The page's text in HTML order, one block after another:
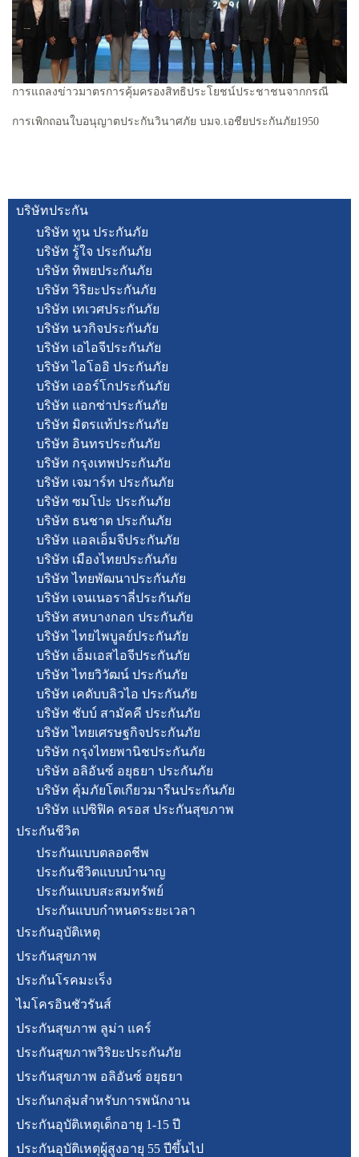
การแถลงข่าวมาตรการคุ้มครองสิทธิประโยชน์ประชาชนจากกรณี
การเพิกถอนใบอนุญาตประกันวินาศภัย บมจ.เอชียประกันภัย1950
บริษัทประกัน
บริษัท ทูน ประกันภัย
บริษัท รู้ใจ ประกันภัย
บริษัท ทิพยประกันภัย
บริษัท วิริยะประกันภัย
บริษัท เทเวศประกันภัย
บริษัท นวกิจประกันภัย
บริษัท เอไอจีประกันภัย
บริษัท ไอโออิ ประกันภัย
บริษัท เออร์โกประกันภัย
บริษัท แอกซ่าประกันภัย
บริษัท มิตรแท้ประกันภัย
บริษัท อินทรประกันภัย
บริษัท กรุงเทพประกันภัย
บริษัท เจมาร์ท ประกันภัย
บริษัท ซมโปะ ประกันภัย
บริษัท ธนชาต ประกันภัย
บริษัท แอลเอ็มจีประกันภัย
บริษัท เมืองไทยประกันภัย
บริษัท ไทยพัฒนาประกันภัย
บริษัท เจนเนอราลี่ประกันภัย
บริษัท สหบางกอก ประกันภัย
บริษัท ไทยไพบูลย์ประกันภัย
บริษัท เอ็มเอสไอจีประกันภัย
บริษัท ไทยวิวัฒน์ ประกันภัย
บริษัท เคดับบลิวไอ ประกันภัย
บริษัท ชับบ์ สามัคคี ประกันภัย
บริษัท ไทยเศรษฐกิจประกันภัย
บริษัท กรุงไทยพานิชประกันภัย
บริษัท อลิอันซ์ อยุธยา ประกันภัย
บริษัท คุ้มภัยโตเกียวมารีนประกันภัย
บริษัท แปซิฟิค ครอส ประกันสุขภาพ
ประกันชีวิต
ประกันแบบตลอดชีพ
ประกันชีวิตแบบบำนาญ
ประกันแบบสะสมทรัพย์
ประกันแบบกำหนดระยะเวลา
ประกันอุบัติเหตุ
ประกันสุขภาพ
ประกันโรคมะเร็ง
ไมโครอินชัวรันส์
ประกันสุขภาพ ลูม่า แคร์
ประกันสุขภาพวิริยะประกันภัย
ประกันสุขภาพ อลิอันซ์ อยุธยา
ประกันกลุ่มสำหรับการพนักงาน
ประกันอุบัติเหตุเด็กอายุ 1-15 ปี
ประกันอุบัติเหตุผู้สูงอายุ 55 ปีขึ้นไป